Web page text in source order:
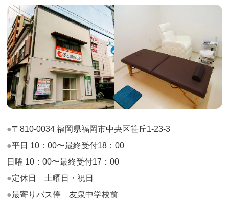
〒810-0034 福岡県福岡市中央区笹丘1-23-3
平日 10：00〜最終受付18：00
日曜 10：00〜最終受付17：00
定休日 土曜日・祝日
最寄りバス停 友泉中学校前